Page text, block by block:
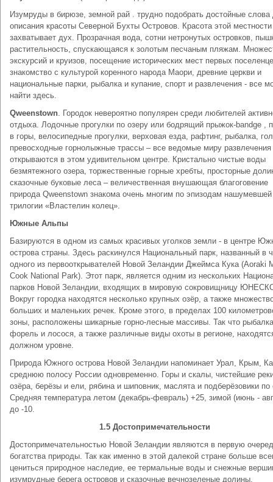
Изумруды в бирюзе, земной рай . трудно подобрать достойные слова
описания красоты Северной Бухты Островов. Красота этой местности
захватывает дух. Прозрачная вода, сотни нетронутых островков,
растительность, спускающаяся к золотым песчаным пляжам.
экскурсий и круизов, посещение исторических мест первых
знакомство с культурой коренного народа Маори, древние церкви и
национальные парки, рыбалка и купание, спорт и развлечения - все
найти здесь.
Qweenstown. Городок невероятно популярен среди любителей
отдыха. Лодочные прогулки по озеру или бодрящий прыжок-bandge ,
в горы, велосипедные прогулки, верховая езда, рафтинг, рыбалка,
превосходные горнолыжные трассы – все ведомые миру развлечения
открываются в этом удивительном центре. Кристально чистые воды
безмятежного озера, торжественные горные хребты, просторные
сказочные буковые леса – величественная внушающая благоговение
природа Qweenstown знакома очень многим по эпизодам нашумевшей
трилогии «Властелин колец».
Южные Альпы
Базируются в одном из самых красивых уголков земли - в центре
острова страны. Здесь раскинулся Национальный парк, названный в
одного из первооткрывателей Новой Зеландии Джеймса Кука (Aoraki
Cook National Park). Этот парк, является одним из нескольких
парков Новой Зеландии, входящих в мировую сокровищницу
Вокруг городка находятся несколько крупных озёр, а также
больших и маленьких речек. Кроме этого, в пределах 100
зоны, расположены шикарные горно-лесные массивы. Так что
форель и лосося, а также различные виды охоты в регионе,
должном уровне.
Природа Южного острова Новой Зеландии напоминает Урал, Крым,
среднюю полосу России одновременно. Горы и скалы, чистейшие
озёра, берёзы и ели, рябина и шиповник, маслята и подберёзовики по
Средняя температура летом (декабрь-февраль) +25, зимой (июнь -
до -10.
1.5 Достопримечательности
Достопримечательностью Новой Зеландии являются в первую
богатства природы. Так как именно в этой далекой стране больше
цениться природное наследие, ее термальные воды и снежные
изумрудные берега островов и сказочные вечнозеленые долины.